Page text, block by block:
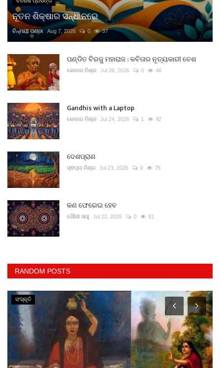
ନୂତନ ଶିକ୍ଷାର ସନ୍ଧାନରେ
ଚିନ୍ମୟୀ ପଣ୍ଡା Aug 7, 2026 0 37
ପଣ୍ଡିତ ବିରଜୁ ମହାରାଜ : କବିତାର ନୃତ୍ୟକାରୀ ବେଶ
କେଦାର ମିଶ୍ର Jul 26, 2026 0 46
Gandhis with a Laptop
କେଦାର ମିଶ୍ର Jul 24, 2026 1 92
ଦେଶପ୍ରାଣ
ସ୍ଵପ୍ନା ମିଶ୍ର Jul 23, 2026 0 75
କଣ ଫେରେଇ ହେବ
ଗୌରୀ ସାହୁ Jul 22, 2026 0 81
RANDOM POSTS
ସଂସ୍କୃତି